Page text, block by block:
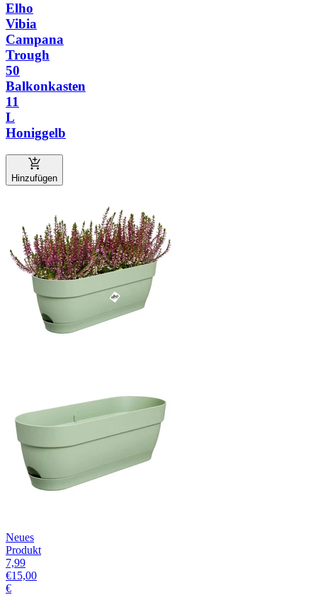
Elho
Vibia
Campana
Trough
50
Balkonkasten
11
L
Honiggelb
Hinzufügen
Neues
Produkt
7,99
€15,00
€